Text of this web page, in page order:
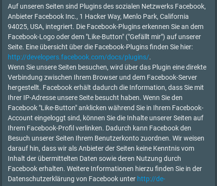
Auf unseren Seiten sind Plugins des sozialen Netzwerks Facebook,
Anbieter Facebook Inc., 1 Hacker Way, Menlo Park, California
94025, USA, integriert. Die Facebook-Plugins erkennen Sie an dem
Facebook-Logo oder dem "Like-Button" ("Gefällt mir") auf unserer
Seite. Eine übersicht über die Facebook-Plugins finden Sie hier:
http://developers.facebook.com/docs/plugins/.
Wenn Sie unsere Seiten besuchen, wird über das Plugin eine direkte
Verbindung zwischen Ihrem Browser und dem Facebook-Server
hergestellt. Facebook erhält dadurch die Information, dass Sie mit
Ihrer IP-Adresse unsere Seite besucht haben. Wenn Sie den
Facebook "Like-Button" anklicken während Sie in Ihrem Facebook-
Account eingeloggt sind, können Sie die Inhalte unserer Seiten auf
Ihrem Facebook-Profil verlinken. Dadurch kann Facebook den
Besuch unserer Seiten Ihrem Benutzerkonto zuordnen. Wir weisen
darauf hin, dass wir als Anbieter der Seiten keine Kenntnis vom
Inhalt der übermittelten Daten sowie deren Nutzung durch
Facebook erhalten. Weitere Informationen hierzu finden Sie in der
Datenschutzerklärung von Facebook unter http://de-